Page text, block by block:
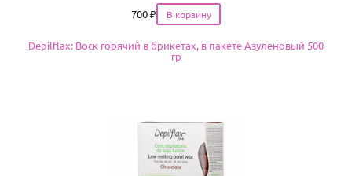
Цена
700 ₽
Depilflax: Воск горячий в брикетах, в пакете Азуленовый 500
гр